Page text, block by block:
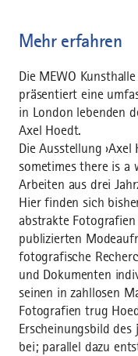
Mehr erfahren
Die MEWO
präsentiert eine
in London lebenden
Axel Hoedt.
Die Ausstellung
sometimes there is a
Arbeiten aus drei
Hier finden sich
abstrakte
publizierten
fotografische
und Dokumenten
seinen in zahllosen
Fotografien trug
Erscheinungsbild des
bei; parallel dazu